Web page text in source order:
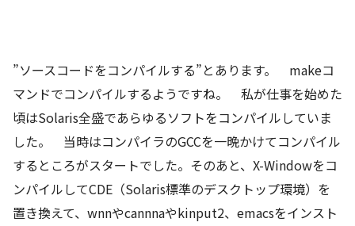
”ソースコードをコンパイルする”とあります。 makeコ
マンドでコンパイルするようですね。 私が仕事を始めた
頃はSolaris全盛であらゆるソフトをコンパイルしていま
した。 当時はコンパイラのGCCを一晩かけてコンパイル
するところがスタートでした。そのあと、X-Windowをコ
ンパイルしてCDE（Solaris標準のデスクトップ環境）を
置き換えて、wnnやcannnaやkinput2、emacsをインスト